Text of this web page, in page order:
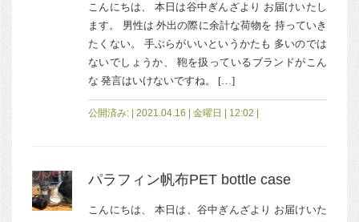
こんにちは、 本日は谷中ぎんざより お届けいたし
ます。 男性は 外出の際に余計な荷物を 持っていき
たくない。 手ぶらがいいというかたも 多いのでは
ないでしょうか、 鞄を扱っているブランドがこん
な 発言はいけないですね。 […]
公開済み: | 2021.04.16 | 金曜日 | 12:02 |
パラフィン帆布PET bottle case
こんにちは、 本日は、谷中ぎんざより お届けいた